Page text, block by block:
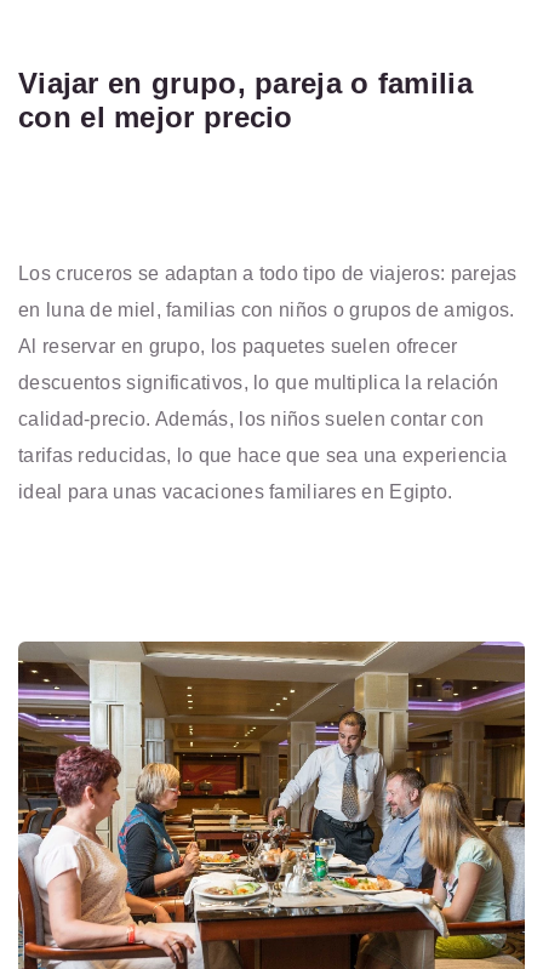
Viajar en grupo, pareja o familia
con el mejor precio
Los cruceros se adaptan a todo tipo de viajeros: parejas
en luna de miel, familias con niños o grupos de amigos.
Al reservar en grupo, los paquetes suelen ofrecer
descuentos significativos, lo que multiplica la relación
calidad-precio. Además, los niños suelen contar con
tarifas reducidas, lo que hace que sea una experiencia
ideal para unas vacaciones familiares en Egipto.